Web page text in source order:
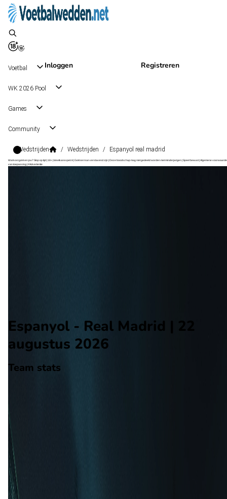
Inloggen Registreren
Voetbal
WK 2026 Pool
Games
Community
Wedstrijden / Wedstrijden / Espanyol real madrid
Wat kost gokken jou? Stop op tijd | 18+ | loketkansspel.nl | Gokken kan verslavend zijn | Deze boodschap mag niet gedeeld worden met minderjarigen | Speel bewust | Algemene
van toepassing | #Advertentie
Espanyol - Real Madrid | 22
augustus 2026
Team stats
Real Madrid
Real Madrid
0 gewonnen
verloren
vorm